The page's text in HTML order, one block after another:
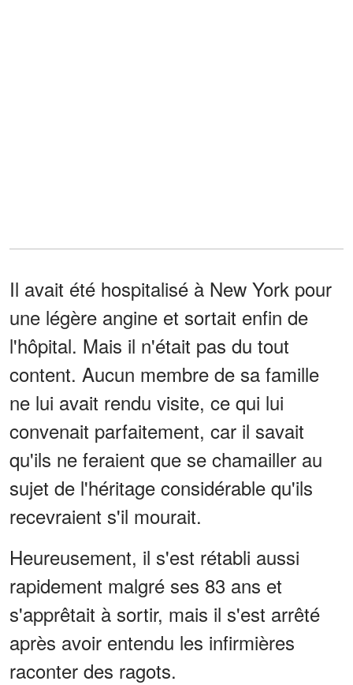
Il avait été hospitalisé à New York pour
une légère angine et sortait enfin de
l'hôpital. Mais il n'était pas du tout
content. Aucun membre de sa famille
ne lui avait rendu visite, ce qui lui
convenait parfaitement, car il savait
qu'ils ne feraient que se chamailler au
sujet de l'héritage considérable qu'ils
recevraient s'il mourait.
Heureusement, il s'est rétabli aussi
rapidement malgré ses 83 ans et
s'apprêtait à sortir, mais il s'est arrêté
après avoir entendu les infirmières
raconter des ragots.